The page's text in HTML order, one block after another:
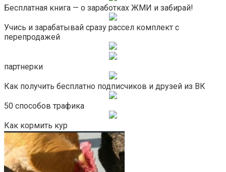
Бесплатная книга — о заработках ЖМИ и забирай!
Учись и зарабатывай сразу рассел комплект с
перепродажей
партнерки
Как получить бесплатно подписчиков и друзей из ВК
50 способов трафика
Как кормить кур